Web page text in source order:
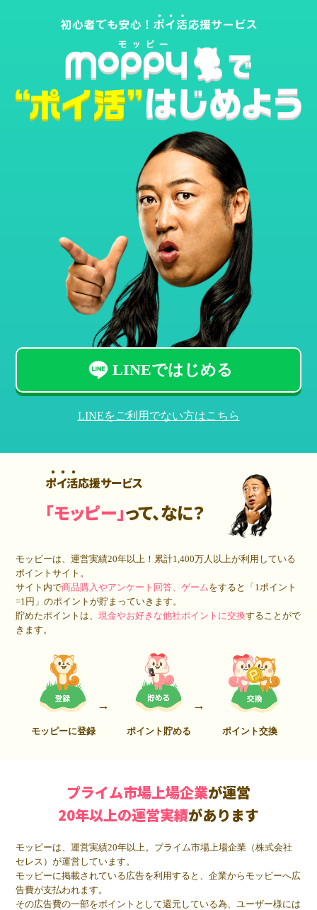
LINEではじめる
LINEをご利用でない方はこちら
ポイ活応援サービス
「モッピー」って、なに？
モッピーは、運営実績20年以上！累計1,400万人 以上が利用している
ポイントサイト。
サイト内で商品購入やアンケート回答、ゲームをすると「1ポイント
=1円」のポイントが貯まっていきます。
貯めたポイントは、現金やお好きな他社ポイントに交換することがで
きます。
モッピーに登録 ポイント貯める ポイント交換
プライム市場上場企業が運営
20年以上の運営実績があります
モッピーは、運営実績20年以上。プライム市場上場企業（株式会社
セレス）が運営しています。
モッピーに掲載されている広告を利用すると、企業からモッピーへ広
告費が支払われます。
その広告費の一部をポイントとして還元している為、ユーザー様には